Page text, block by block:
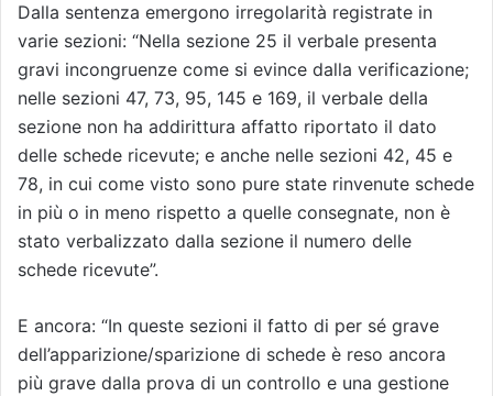
Dalla sentenza emergono irregolarità registrate in
varie sezioni: “Nella sezione 25 il verbale presenta
gravi incongruenze come si evince dalla verificazione;
nelle sezioni 47, 73, 95, 145 e 169, il verbale della
sezione non ha addirittura affatto riportato il dato
delle schede ricevute; e anche nelle sezioni 42, 45 e
78, in cui come visto sono pure state rinvenute schede
in più o in meno rispetto a quelle consegnate, non è
stato verbalizzato dalla sezione il numero delle
schede ricevute”.
E ancora: “In queste sezioni il fatto di per sé grave
dell’apparizione/sparizione di schede è reso ancora
più grave dalla prova di un controllo e una gestione